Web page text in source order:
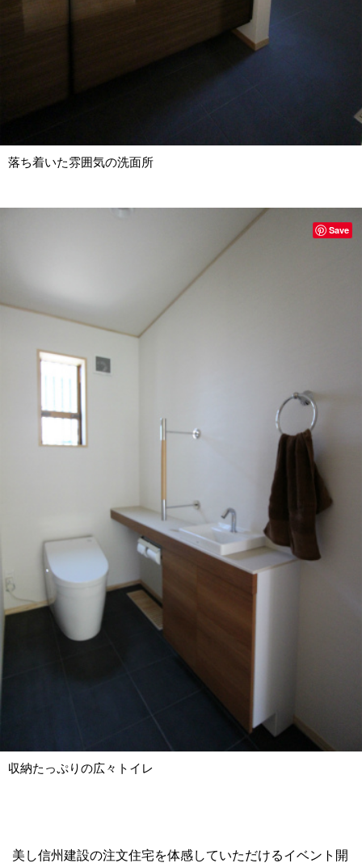
落ち着いた雰囲気の洗面所
収納たっぷりの広々トイレ
Save
美し信州建設の注文住宅を体感していただけるイベント開